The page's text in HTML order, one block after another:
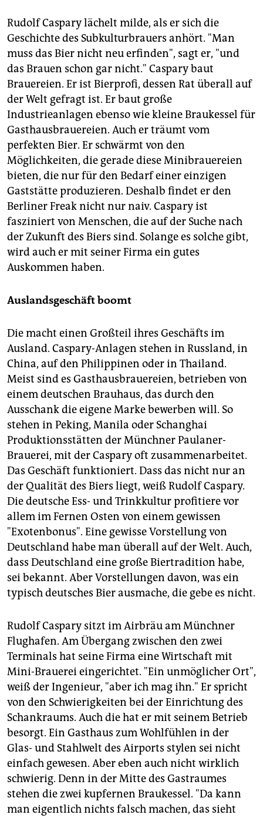
zu einem üblen Gebräu machte: Pottasche und Galle,
Kälberfüße und Eiweiß wurden ins Bier gegeben.
Gegen diese Praxis protestierten die Münchner derart
nachhaltig, dass der Magistrat eine
Bierprüfungskommission einsetzte - mit dem
bekannten Ergebnis.
Rudolf Caspary lächelt milde, als er sich die
Geschichte des Subkulturbrauers anhört. "Man
muss das Bier nicht neu erfinden", sagt er, "und
das Brauen schon gar nicht." Caspary baut
Brauereien. Er ist Bierprofi, dessen Rat überall auf
der Welt gefragt ist. Er baut große
Industrieanlagen ebenso wie kleine Braukessel für
Gasthausbrauereien. Auch er träumt vom
perfekten Bier. Er schwärmt von den
Möglichkeiten, die gerade diese Minibrauereien
bieten, die nur für den Bedarf einer einzigen
Gaststätte produzieren. Deshalb findet er den
Berliner Freak nicht nur naiv. Caspary ist
fasziniert von Menschen, die auf der Suche nach
der Zukunft des Biers sind. Solange es solche gibt,
wird auch er mit seiner Firma ein gutes
Auskommen haben.
Auslandsgeschäft boomt
Die macht einen Großteil ihres Geschäfts im
Ausland. Caspary-Anlagen stehen in Russland, in
China, auf den Philippinen oder in Thailand.
Meist sind es Gasthausbrauereien, betrieben von
einem deutschen Brauhaus, das durch den
Ausschank die eigene Marke bewerben will. So
stehen in Peking, Manila oder Schanghai
Produktionsstätten der Münchner Paulaner-
Brauerei, mit der Caspary oft zusammenarbeitet.
Das Geschäft funktioniert. Dass das nicht nur an
der Qualität des Biers liegt, weiß Rudolf Caspary.
Die deutsche Ess- und Trinkkultur profitiere vor
allem im Fernen Osten von einem gewissen
"Exotenbonus". Eine gewisse Vorstellung von
Deutschland habe man überall auf der Welt. Auch,
dass Deutschland eine große Biertradition habe,
sei bekannt. Aber Vorstellungen davon, was ein
typisch deutsches Bier ausmache, die gebe es nicht.
Rudolf Caspary sitzt im Airbräu am Münchner
Flughafen. Am Übergang zwischen den zwei
Terminals hat seine Firma eine Wirtschaft mit
Mini-Brauerei eingerichtet. "Ein unmöglicher Ort",
weiß der Ingenieur, "aber ich mag ihn." Er spricht
von den Schwierigkeiten bei der Einrichtung des
Schankraums. Auch die hat er mit seinem Betrieb
besorgt. Ein Gasthaus zum Wohlfühlen in der
Glas- und Stahlwelt des Airports stylen sei nicht
einfach gewesen. Aber eben auch nicht wirklich
schwierig. Denn in der Mitte des Gastraumes
stehen die zwei kupfernen Braukessel. "Da kann
man eigentlich nichts falsch machen, das sieht